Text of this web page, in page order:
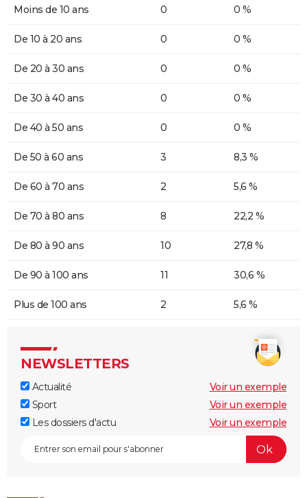
Moins de 10 ans 0 0 %
De 10 à 20 ans 0 0 %
De 20 à 30 ans 0 0 %
De 30 à 40 ans 0 0 %
De 40 à 50 ans 0 0 %
De 50 à 60 ans 3 8,3 %
De 60 à 70 ans 2 5,6 %
De 70 à 80 ans 8 22,2 %
De 80 à 90 ans 10 27,8 %
De 90 à 100 ans 11 30,6 %
Plus de 100 ans 2 5,6 %
NEWSLETTERS
Actualité
Voir un exemple
Sport
Voir un exemple
Les dossiers d'actu
Voir un exemple